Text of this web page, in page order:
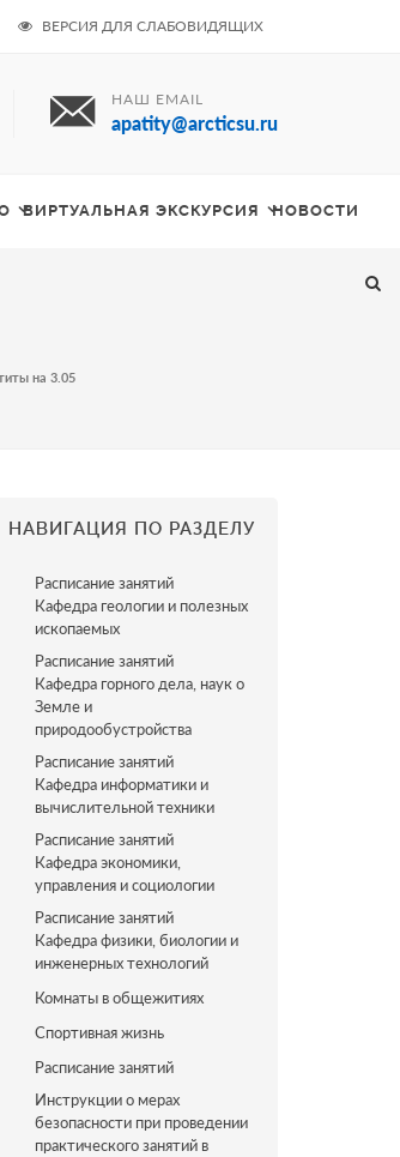
ВЕРСИЯ ДЛЯ СЛАБОВИДЯЩИХ
НАШ EMAIL
apatity@arcticsu.ru
ВИРТУАЛЬНАЯ ЭКСКУРСИЯ НОВОСТИ
на 3.05
НАВИГАЦИЯ ПО РАЗДЕЛУ
Расписание занятий
Кафедра геологии и полезных
ископаемых
Расписание занятий
Кафедра горного дела, наук о
Земле и
природообустройства
Расписание занятий
Кафедра информатики и
вычислительной техники
Расписание занятий
Кафедра экономики,
управления и социологии
Расписание занятий
Кафедра физики, биологии и
инженерных технологий
Комнаты в общежитиях
Спортивная жизнь
Расписание занятий
Инструкции о мерах
безопасности при проведении
практического занятий в